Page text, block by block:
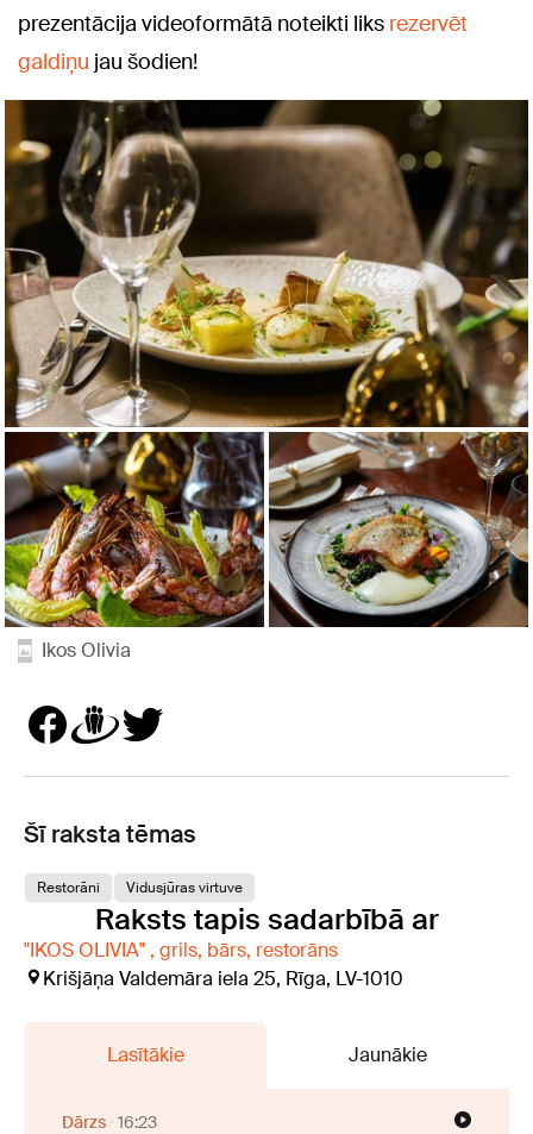
prezentācija videoformātā noteikti liks rezervēt
galdiņu jau šodien!
Ikos Olivia
Šī raksta tēmas
Restorāni Vidusjūras virtuve
Raksts tapis sadarbībā ar
"IKOS OLIVIA" , grils, bārs, restorāns
Krišjāņa Valdemāra iela 25, Rīga, LV-1010
Lasītākie Jaunākie
Dārzs 16:23